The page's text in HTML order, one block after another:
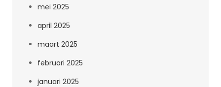
mei 2025
april 2025
maart 2025
februari 2025
januari 2025